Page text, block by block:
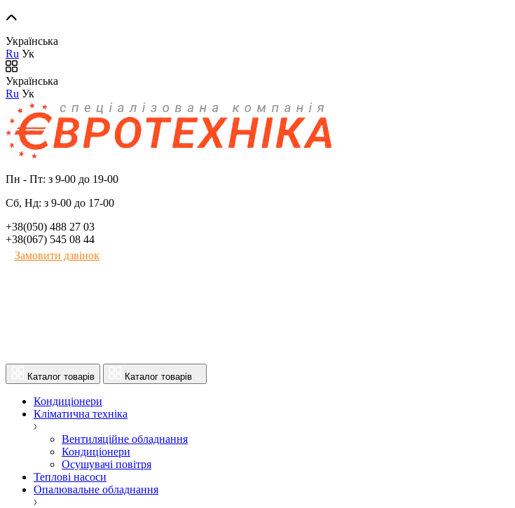
Українська
Ru Ук
Українська
Ru Ук
Пн - Пт: з 9-00 до 19-00
Сб, Нд: з 9-00 до 17-00
+38(050) 488 27 03
+38(067) 545 08 44
Замовити дзвінок
Каталог товарів Каталог товарів
Кондиціонери
Кліматична техніка
Вентиляційне обладнання
Кондиціонери
Осушувачі повітря
Теплові насоси
Опалювальне обладнання